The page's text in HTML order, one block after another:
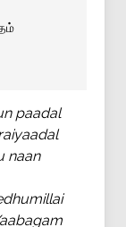
paadal
naan